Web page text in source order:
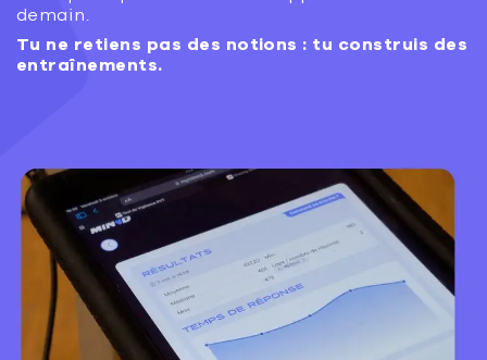
demain.
Tu ne retiens pas des notions : tu construis des
entraînements.